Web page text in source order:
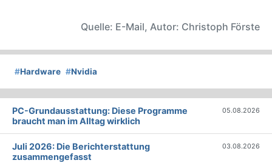
Quelle: E-Mail, Autor: Christoph Förste
#Hardware #Nvidia
PC-Grundausstattung: Diese Programme
braucht man im Alltag wirklich
05.08.2026
Juli 2026: Die Bericht­erstattung
zusammengefasst
03.08.2026